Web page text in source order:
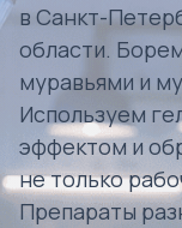
в Санкт-
области.
муравьями и
Используем
эффектом и
не только
Препараты